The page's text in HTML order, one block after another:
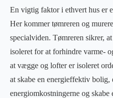
En vigtig faktor i ethvert hus er
Her kommer tømreren og
specialviden. Tømreren sikrer,
isoleret for at forhindre varme-
at vægge og lofter er isoleret
at skabe en energieffektiv bolig,
energiomkostningerne og